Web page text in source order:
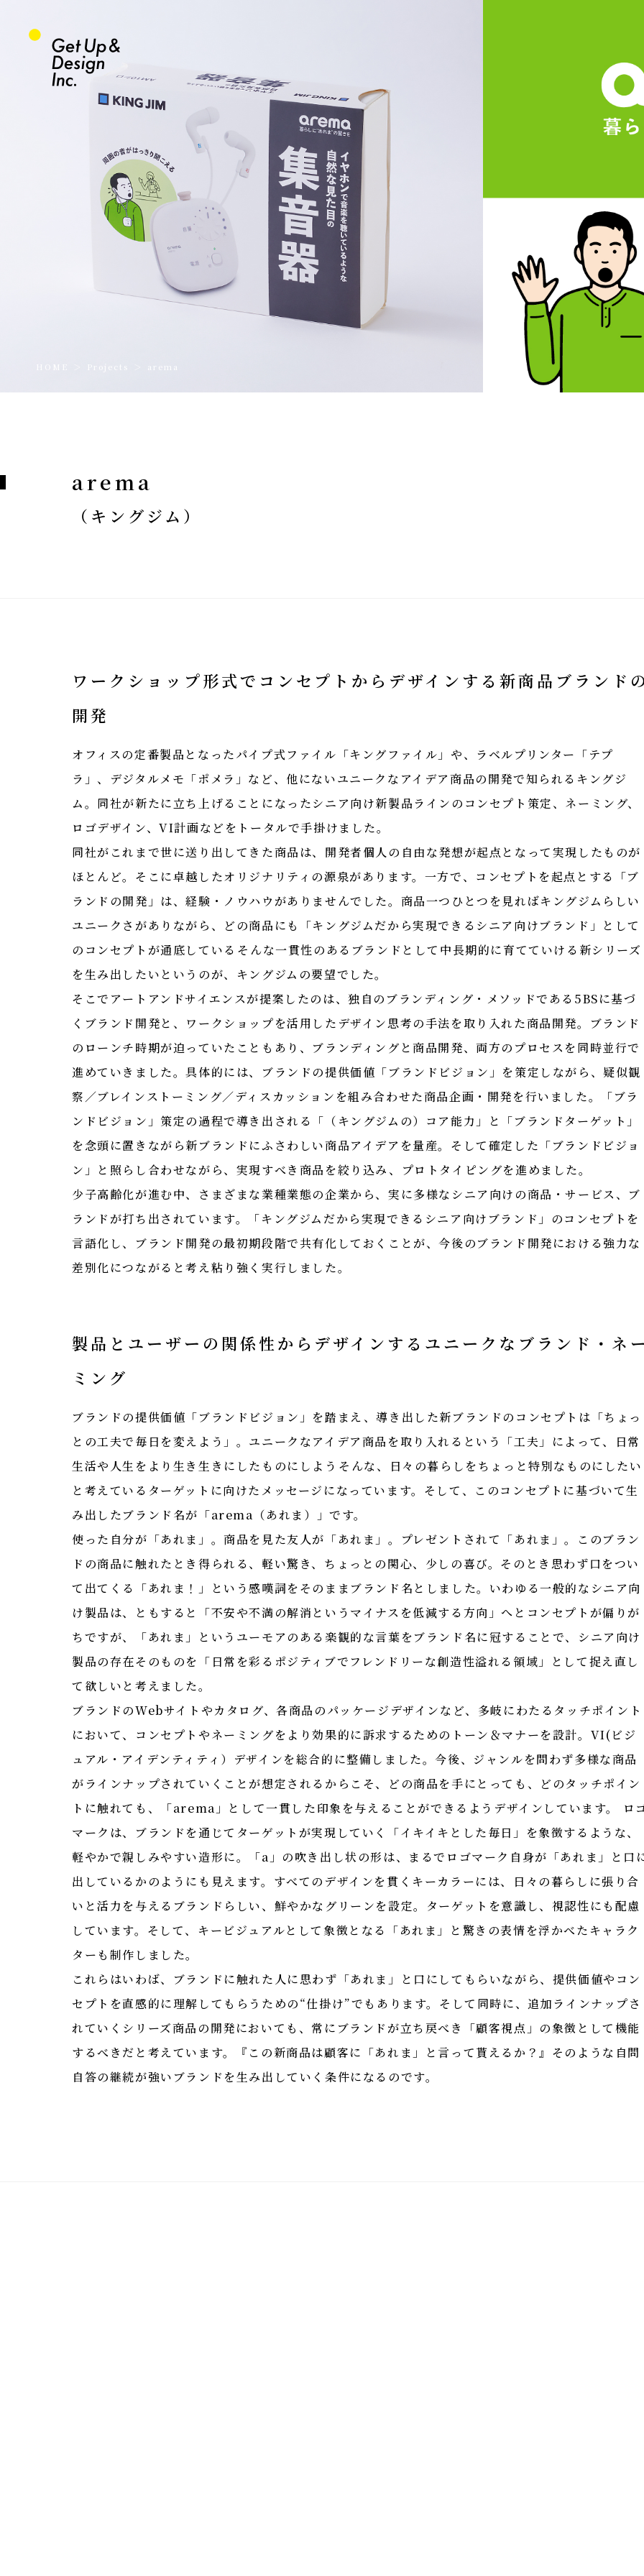
HOME Projects arema
arema
（キングジム）
ワークショップ形式でコンセプトからデザインする新商品ブランドの
開発
オフィスの定番製品となったパイプ式ファイル「キングファイル」や、ラベルプリンター「テプ
ラ」、デジタルメモ「ポメラ」など、他にないユニークなアイデア商品の開発で知られるキングジ
ム。同社が新たに立ち上げることになったシニア向け新製品ラインのコンセプト策定、ネーミング、
ロゴデザイン、VI計画などをトータルで手掛けました。
同社がこれまで世に送り出してきた商品は、開発者個人の自由な発想が起点となって実現したものが
ほとんど。そこに卓越したオリジナリティの源泉があります。一方で、コンセプトを起点とする「ブ
ランドの開発」は、経験・ノウハウがありませんでした。商品一つひとつを見ればキングジムらしい
ユニークさがありながら、どの商品にも「キングジムだから実現できるシニア向けブランド」として
のコンセプトが通底している――そんな一貫性のあるブランドとして中長期的に育てていける新シリーズ
を生み出したいというのが、キングジムの要望でした。
そこでアートアンドサイエンスが提案したのは、独自のブランディング・メソッドである5BSに基づ
くブランド開発と、ワークショップを活用したデザイン思考の手法を取り入れた商品開発。ブランド
のローンチ時期が迫っていたこともあり、ブランディングと商品開発、両方のプロセスを同時並行で
進めていきました。具体的には、ブランドの提供価値「ブランドビジョン」を策定しながら、疑似観
察／ブレインストーミング／ディスカッションを組み合わせた商品企画・開発を行いました。「ブラ
ンドビジョン」策定の過程で導き出される「（キングジムの）コア能力」と「ブランドターゲット」
を念頭に置きながら新ブランドにふさわしい商品アイデアを量産。そして確定した「ブランドビジョ
ン」と照らし合わせながら、実現すべき商品を絞り込み、プロトタイピングを進めました。
少子高齢化が進む中、さまざまな業種業態の企業から、実に多様なシニア向けの商品・サービス、ブ
ランドが打ち出されています。「キングジムだから実現できるシニア向けブランド」のコンセプトを
言語化し、ブランド開発の最初期段階で共有化しておくことが、今後のブランド開発における強力な
差別化につながると考え粘り強く実行しました。
製品とユーザーの関係性からデザインするユニークなブランド・ネー
ミング
ブランドの提供価値「ブランドビジョン」を踏まえ、導き出した新ブランドのコンセプトは「ちょっ
との工夫で毎日を変えよう」。ユニークなアイデア商品を取り入れるという「工夫」によって、日常
生活や人生をより生き生きにしたものにしよう――そんな、日々の暮らしをちょっと特別なものにしたい
と考えているターゲットに向けたメッセージになっています。そして、このコンセプトに基づいて生
み出したブランド名が「arema（あれま）」です。
使った自分が「あれま」。商品を見た友人が「あれま」。プレゼントされて「あれま」。このブラン
ドの商品に触れたとき得られる、軽い驚き、ちょっとの関心、少しの喜び。そのとき思わず口をつい
て出てくる「あれま！」という感嘆詞をそのままブランド名としました。いわゆる一般的なシニア向
け製品は、ともすると「不安や不満の解消というマイナスを低減する方向」へとコンセプトが偏りが
ちですが、「あれま」というユーモアのある楽観的な言葉をブランド名に冠することで、シニア向け
製品の存在そのものを「日常を彩るポジティブでフレンドリーな創造性溢れる領域」として捉え直し
て欲しいと考えました。
ブランドのWebサイトやカタログ、各商品のパッケージデザインなど、多岐にわたるタッチポイント
において、コンセプトやネーミングをより効果的に訴求するためのトーン＆マナーを設計。VI(ビジ
ュアル・アイデンティティ）デザインを総合的に整備しました。今後、ジャンルを問わず多様な商品
がラインナップされていくことが想定されるからこそ、どの商品を手にとっても、どのタッチポイン
トに触れても、「arema」として一貫した印象を与えることができるようデザインしています。 ロ
マークは、ブランドを通じてターゲットが実現していく「イキイキとした毎日」を象徴するような、
軽やかで親しみやすい造形に。「a」の吹き出し状の形は、まるでロゴマーク自身が「あれま」と口
出しているかのようにも見えます。すべてのデザインを貫くキーカラーには、日々の暮らしに張り合
いと活力を与えるブランドらしい、鮮やかなグリーンを設定。ターゲットを意識し、視認性にも配慮
しています。そして、キービジュアルとして象徴となる「あれま」と驚きの表情を浮かべたキャラク
ターも制作しました。
これらはいわば、ブランドに触れた人に思わず「あれま」と口にしてもらいながら、提供価値やコン
セプトを直感的に理解してもらうための“仕掛け”でもあります。そして同時に、追加ラインナップさ
れていくシリーズ商品の開発においても、常にブランドが立ち戻べき「顧客視点」の象徴として機能
するべきだと考えています。『この新商品は顧客に「あれま」と言って貰えるか？』そのような自問
自答の継続が強いブランドを生み出していく条件になるのです。